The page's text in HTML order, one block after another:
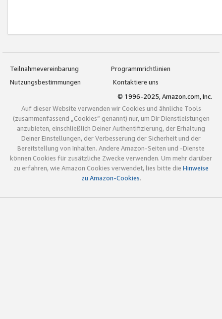
Teilnahmevereinbarung
Programmrichtlinien
Nutzungsbestimmungen
Kontaktiere uns
© 1996-2025, Amazon.com, Inc.
Auf dieser Website verwenden wir Cookies und ähnliche Tools
(zusammenfassend „Cookies“ genannt) nur, um Dir Dienstleistungen
anzubieten, einschließlich Deiner Authentifizierung, der Erhaltung
Deiner Einstellungen, der Verbesserung der Sicherheit und der
Bereitstellung von Inhalten. Andere Amazon-Seiten und -Dienste
können Cookies für zusätzliche Zwecke verwenden. Um mehr darüber
zu erfahren, wie Amazon Cookies verwendet, lies bitte die Hinweise
zu Amazon-Cookies.